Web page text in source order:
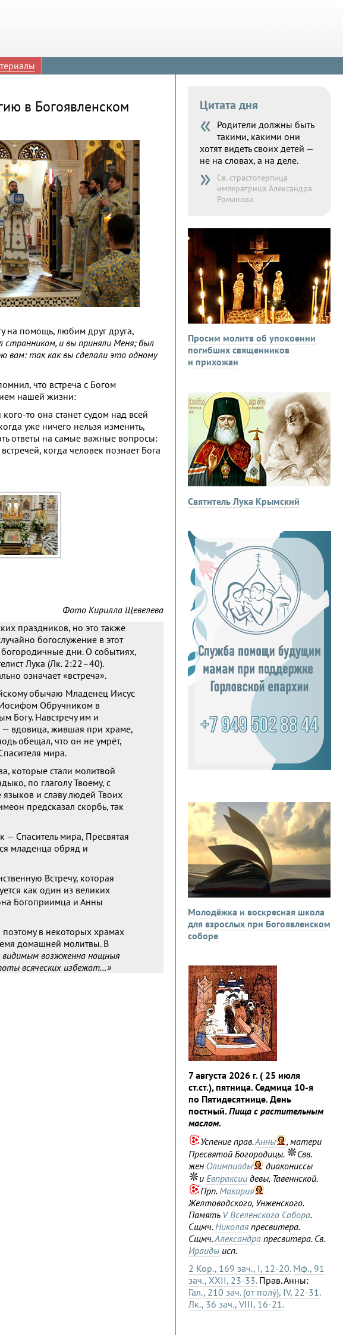
в Богоявленском
на помощь, любим друг друга,
и вы приняли Меня; был
вам: так как вы сделали это одному
что встреча с Богом
нашей жизни:
то она станет судом над всей
уже ничего нельзя изменить,
ответы на самые важные вопросы:
когда человек познает Бога
Фото Кирилла Щевелева
праздников, но это также
богослужение в этот
дни. О событиях,
Лука (Лк. 2:22–40).
означает «встреча».
обычаю Младенец Иисус
Обручником в
Богу. Навстречу им и
— вдовица, жившая при храме,
обещал, что он не умрёт,
мира.
которые стали молитвой
по глаголу Твоему, с
и славу людей Твоих
предсказал скорбь, так
Спаситель мира, Пресвятая
младенца обряд и
Встречу, которая
как один из великих
Богоприимца и Анны
в некоторых храмах
домашней молитвы. В
видимым возжженна нощныя
всяческих избежат…»
Цитата дня
« Родители должны быть
такими, какими они
хотят видеть своих детей —
не на словах, а на деле.
»
Св. страстотерпица
императрица Александра
Романова
Просим молитв об упокоении
погибших священников
и прихожан
Святитель Лука Крымский
Молодёжка и воскресная школа
для взрослых при Богоявленском
соборе
7 августа 2026 г. ( 25 июля
ст.ст.), пятница. Седмица 10-я
по Пятидесятнице. День
постный.Пища с растительным
маслом.
Успение прав.Анны
, матери
Пресвятой Богородицы.
Свв.
жен Олимпиады
диакониссы
и Евпраксии девы, Тавеннской.
Прп.Макария
Желтоводского, Унженского.
Память V Вселенского Собора.
Сщмч.Николая пресвитера.
Сщмч.Александра пресвитера. Св.
Ираиды исп.
2 Кор., 169 зач., I, 12-20. Мф., 91
зач., XXII, 23-33.Прав. Анны:
Гал., 210 зач. (от полу́), IV, 22-31.
Лк., 36 зач., VIII, 16-21.